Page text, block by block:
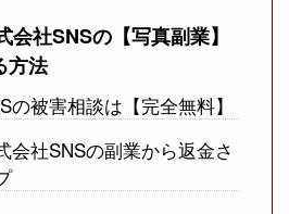
会社SNSの【写真副業】
方法
の被害相談は【完全無料】
会社SNSの副業から返金さ